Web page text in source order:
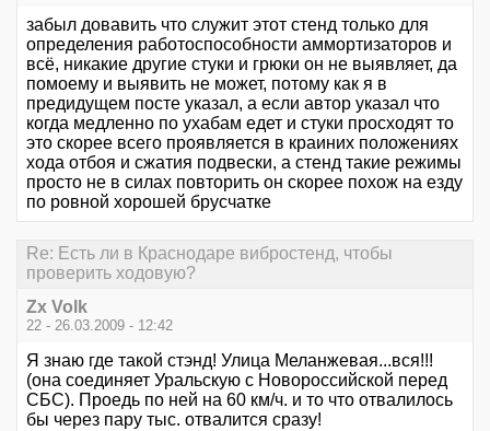
забыл довавить что служит этот стенд только для
определения работоспособности аммортизаторов и
всё, никакие другие стуки и грюки он не выявляет, да
помоему и выявить не может, потому как я в
предидущем посте указал, а если автор указал что
когда медленно по ухабам едет и стуки просходят то
это скорее всего проявляется в краиних положениях
хода отбоя и сжатия подвески, а стенд такие режимы
просто не в силах повторить он скорее похож на езду
по ровной хорошей брусчатке
Re: Есть ли в Краснодаре вибростенд, чтобы
проверить ходовую?
Zx Volk
22 - 26.03.2009 - 12:42
Я знаю где такой стэнд! Улица Меланжевая...вся!!!
(она соединяет Уральскую с Новороссийской перед
СБС). Проедь по ней на 60 км/ч. и то что отвалилось
бы через пару тыс. отвалится сразу!